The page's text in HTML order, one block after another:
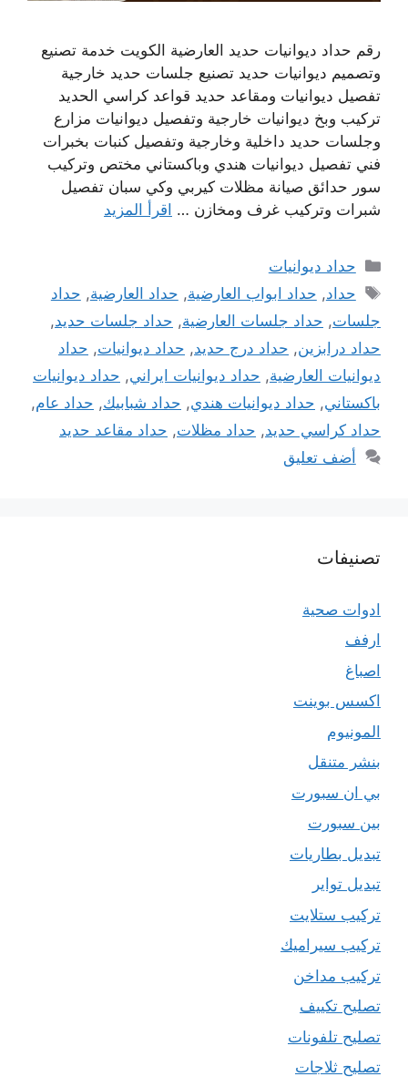
رقم حداد ديوانيات حديد العارضية الكويت خدمة تصنيع
وتصميم ديوانيات حديد تصنيع جلسات حديد خارجية
تفصيل ديوانيات ومقاعد حديد قواعد كراسي الحديد
تركيب وبخ ديوانيات خارجية وتفصيل ديوانيات مزارع
وجلسات حديد داخلية وخارجية وتفصيل كنبات بخبرات
فني تفصيل ديوانيات هندي وباكستاني مختص وتركيب
سور حدائق صيانة مظلات كيربي وكي سبان تفصيل
شبرات وتركيب غرف ومخازن … اقرأ المزيد
التصنيفات
حداد ديوانيات
الوسوم
حداد, حداد ابواب العارضية, حداد العارضية, حداد
جلسات, حداد جلسات العارضية, حداد جلسات حديد,
حداد درابزين, حداد درج حديد, حداد ديوانيات, حداد
ديوانيات العارضية, حداد ديوانيات ايراني, حداد ديوانيات
باكستاني, حداد ديوانيات هندي, حداد شبابيك, حداد عام,
حداد كراسي حديد, حداد مظلات, حداد مقاعد حديد
أضف تعليق
تصنيفات
ادوات صحية
ارفف
اصباغ
اكسس بوينت
المونيوم
بنشر متنقل
بي ان سبورت
بين سبورت
تبديل بطاريات
تبديل تواير
تركيب ستلايت
تركيب سيراميك
تركيب مداخن
تصليح تكييف
تصليح تلفونات
تصليح ثلاجات